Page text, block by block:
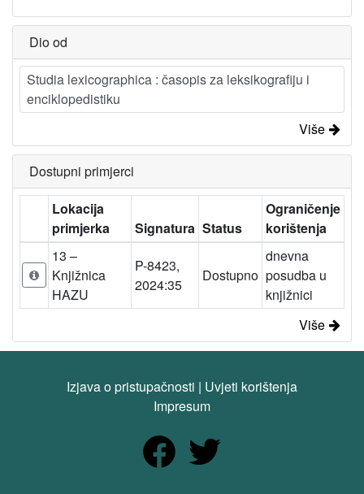
Dio od
Studia lexicographica : časopis za leksikografiju i
enciklopedistiku
Više
Dostupni primjerci
Lokacija
primjerka
Signatura Status
Ograničenje
korištenja
13 –
Knjižnica
HAZU
P-8423,
2024:35
Dostupno
dnevna
posudba u
knjižnici
Više
Izjava o pristupačnosti | Uvjeti korištenja
Impresum